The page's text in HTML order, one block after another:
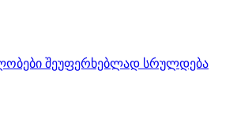
შეუფერხებლად სრულდება